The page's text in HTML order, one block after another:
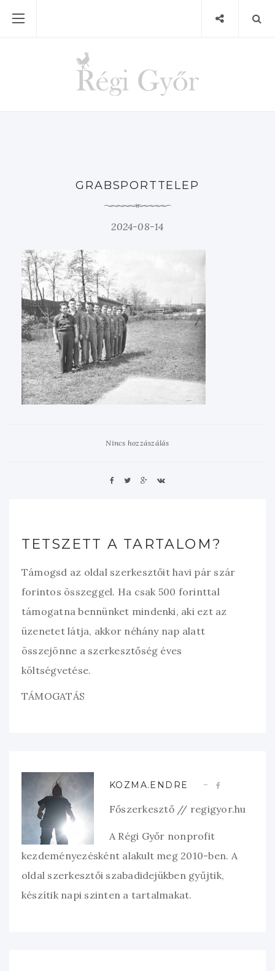
GRABSPORTTELEP
2024-08-14
Nincs hozzászálás
TETSZETT A TARTALOM?
Támogsd az oldal szerkesztőit havi pár szár
forintos összeggel. Ha csak 500 forinttal
támogatna bennünket mindenki, aki ezt az
üzenetet látja, akkor néhány nap alatt
összejönne a szerkesztőség éves
költségvetése.
TÁMOGATÁS
KOZMA.ENDRE
Főszerkesztő // regigyor.hu
A Régi Győr nonprofit
kezdeményezésként alakult meg 2010-ben. A
oldal szerkesztői szabadidejükben gyűjtik,
készítik napi szinten a tartalmakat.